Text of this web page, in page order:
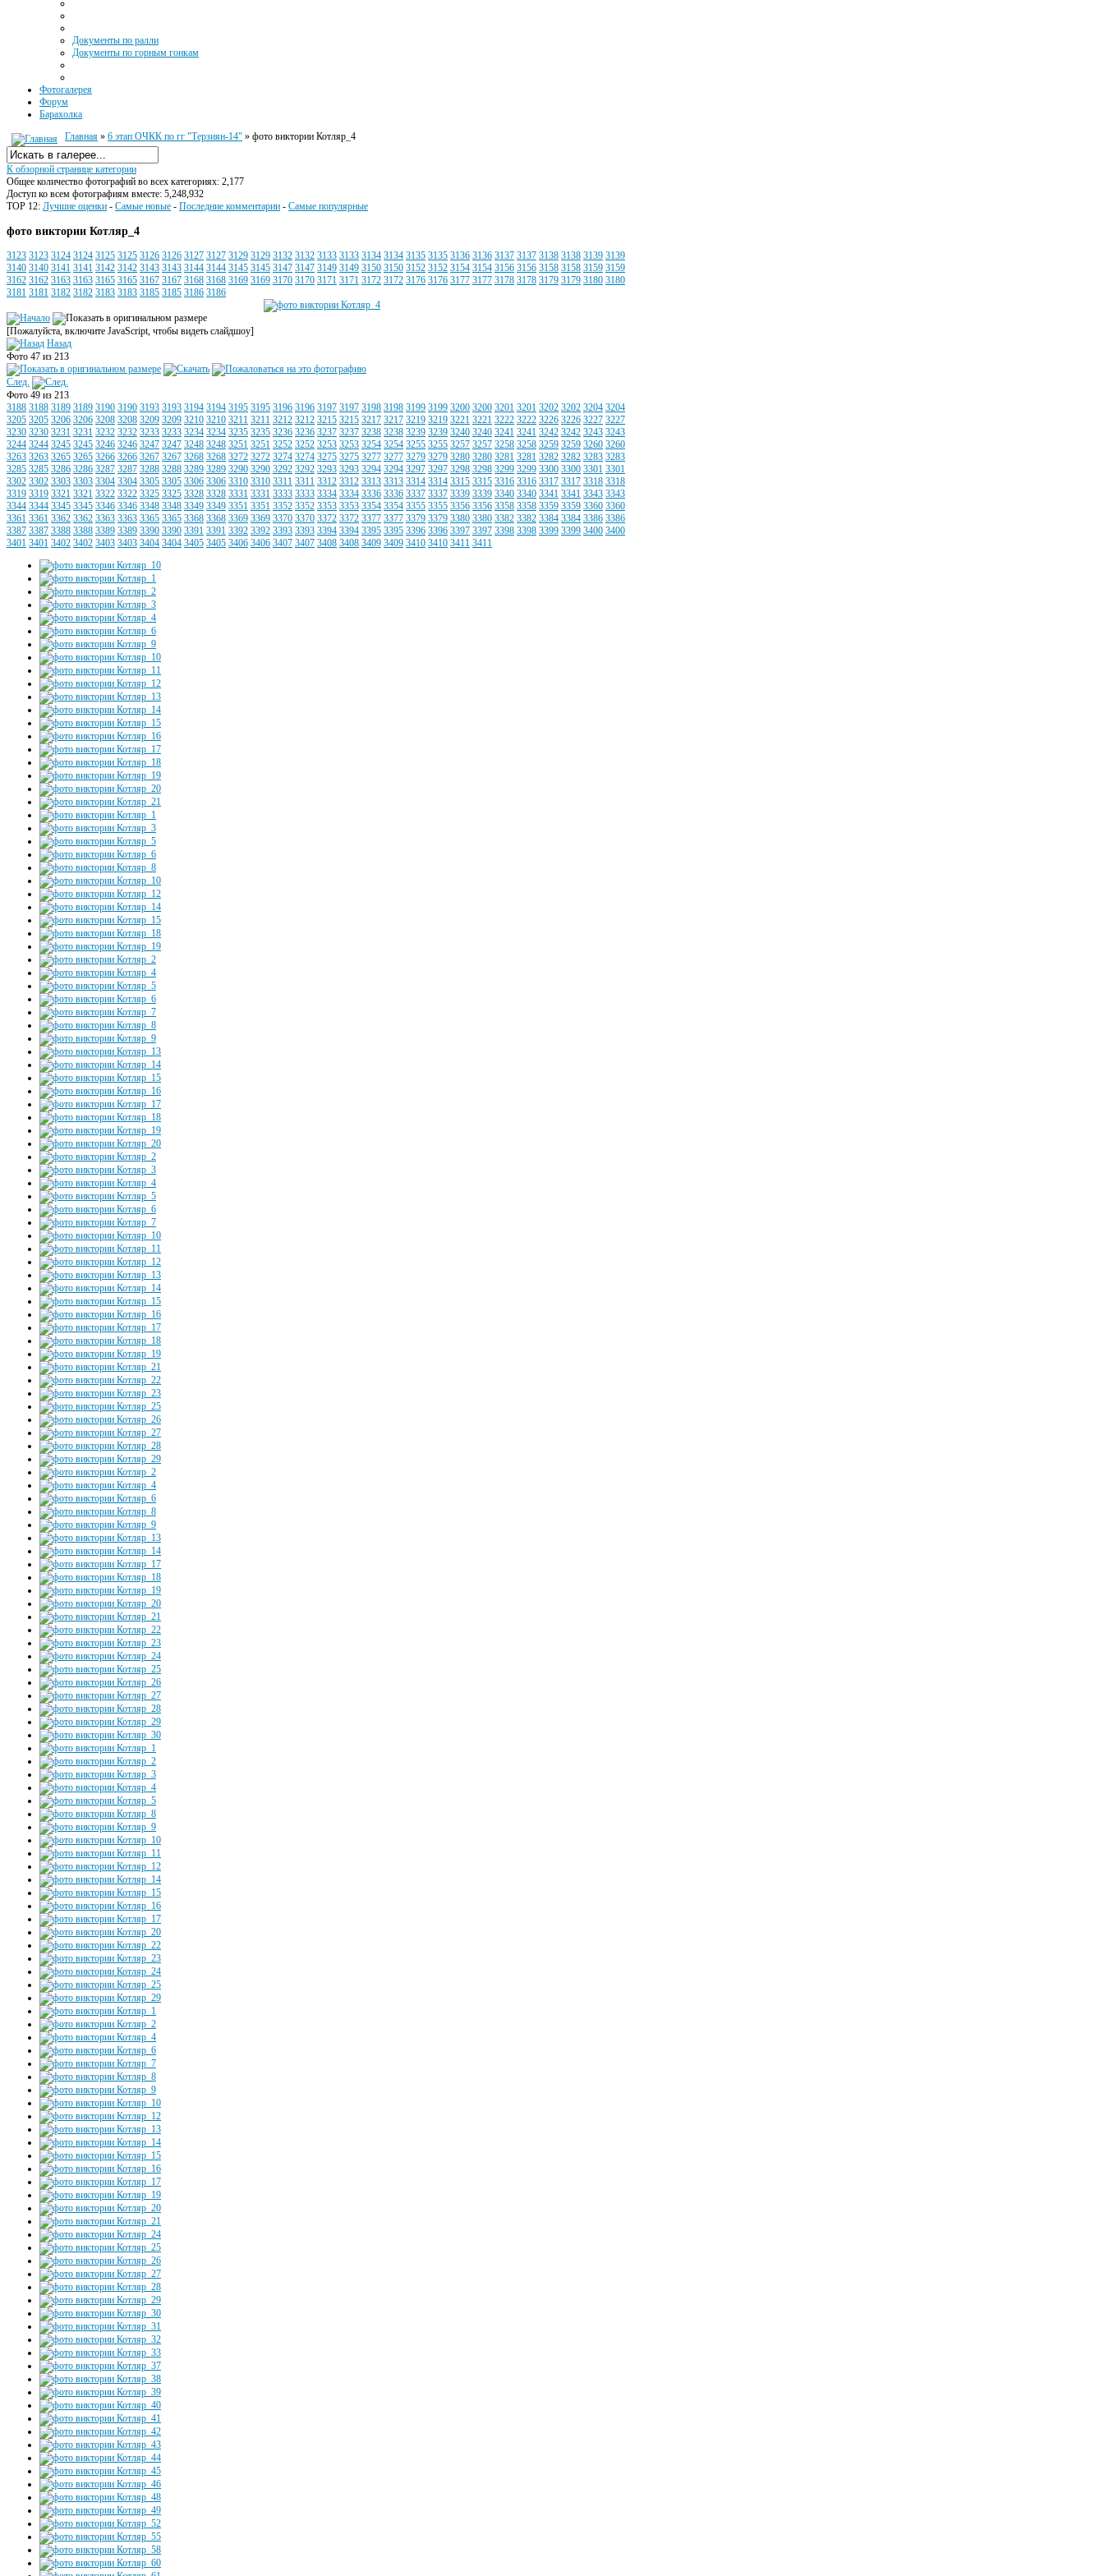
Документы по ралли
Документы по горным гонкам
Фотогалерея
Форум
Барахолка
Главная » 6 этап ОЧКК по гг "Терзиян-14" » фото виктории Котляр_4
К обзорной странице категории
Общее количество фотографий во всех категориях: 2,177
Доступ ко всем фотографиям вместе: 5,248,932
TOP 12: Лучшие оценки - Самые новые - Последние комментарии - Самые популярные
фото виктории Котляр_4
3123 3123 3124 3124 3125 3125 3126 3126 3127 3127 3129 3129 3132 3132 3133 3133 3134 3134 3135 3135 3136 3136 3137 3137 3138 3138 3139 3139
3140 3140 3141 3141 3142 3142 3143 3143 3144 3144 3145 3145 3147 3147 3149 3149 3150 3150 3152 3152 3154 3154 3156 3156 3158 3158 3159 3159
3162 3162 3163 3163 3165 3165 3167 3167 3168 3168 3169 3169 3170 3170 3171 3171 3172 3172 3176 3176 3177 3177 3178 3178 3179 3179 3180 3180
3181 3181 3182 3182 3183 3183 3185 3185 3186 3186
[Пожалуйста, включите JavaScript, чтобы видеть слайдшоу]
Назад
Фото 47 из 213
След.
Фото 49 из 213
3188 3188 3189 3189 3190 3190 3193 3193 3194 3194 3195 3195 3196 3196 3197 3197 3198 3198 3199 3199 3200 3200 3201 3201 3202 3202 3204 3204
3205 3205 3206 3206 3208 3208 3209 3209 3210 3210 3211 3211 3212 3212 3215 3215 3217 3217 3219 3219 3221 3221 3222 3222 3226 3226 3227 3227
3230 3230 3231 3231 3232 3232 3233 3233 3234 3234 3235 3235 3236 3236 3237 3237 3238 3238 3239 3239 3240 3240 3241 3241 3242 3242 3243 3243
3244 3244 3245 3245 3246 3246 3247 3247 3248 3248 3251 3251 3252 3252 3253 3253 3254 3254 3255 3255 3257 3257 3258 3258 3259 3259 3260 3260
3263 3263 3265 3265 3266 3266 3267 3267 3268 3268 3272 3272 3274 3274 3275 3275 3277 3277 3279 3279 3280 3280 3281 3281 3282 3282 3283 3283
3285 3285 3286 3286 3287 3287 3288 3288 3289 3289 3290 3290 3292 3292 3293 3293 3294 3294 3297 3297 3298 3298 3299 3299 3300 3300 3301 3301
3302 3302 3303 3303 3304 3304 3305 3305 3306 3306 3310 3310 3311 3311 3312 3312 3313 3313 3314 3314 3315 3315 3316 3316 3317 3317 3318 3318
3319 3319 3321 3321 3322 3322 3325 3325 3328 3328 3331 3331 3333 3333 3334 3334 3336 3336 3337 3337 3339 3339 3340 3340 3341 3341 3343 3343
3344 3344 3345 3345 3346 3346 3348 3348 3349 3349 3351 3351 3352 3352 3353 3353 3354 3354 3355 3355 3356 3356 3358 3358 3359 3359 3360 3360
3361 3361 3362 3362 3363 3363 3365 3365 3368 3368 3369 3369 3370 3370 3372 3372 3377 3377 3379 3379 3380 3380 3382 3382 3384 3384 3386 3386
3387 3387 3388 3388 3389 3389 3390 3390 3391 3391 3392 3392 3393 3393 3394 3394 3395 3395 3396 3396 3397 3397 3398 3398 3399 3399 3400 3400
3401 3401 3402 3402 3403 3403 3404 3404 3405 3405 3406 3406 3407 3407 3408 3408 3409 3409 3410 3410 3411 3411